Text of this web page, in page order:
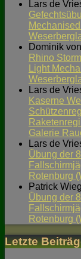
Lars de
Dominik
Rhino
Light
Lars de
Kaserne
Galerie
Lars de
Übung der
Rotenburg
Patrick
Übung der
Rotenburg
Letzte